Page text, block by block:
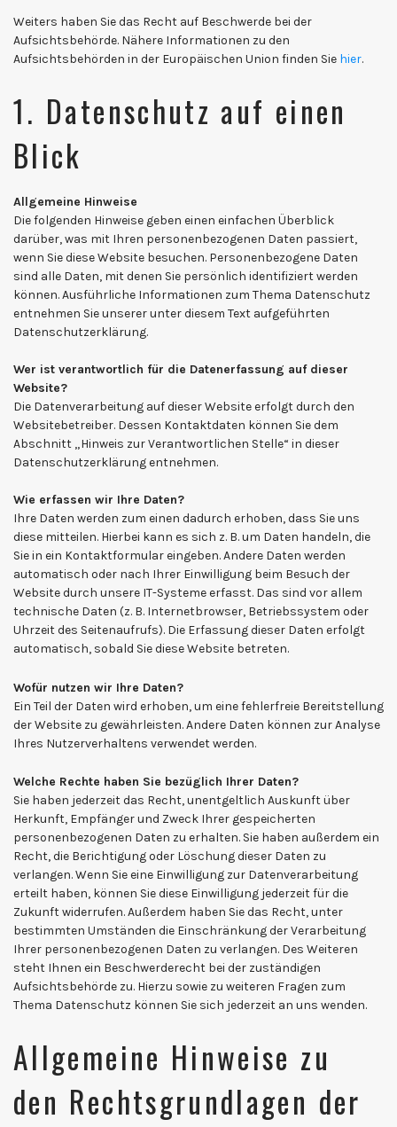
Weiters haben Sie das Recht auf Beschwerde bei der
Aufsichtsbehörde. Nähere Informationen zu den
Aufsichtsbehörden in der Europäischen Union finden Sie hier.
1. Datenschutz auf einen
Blick
Allgemeine Hinweise
Die folgenden Hinweise geben einen einfachen Überblick
darüber, was mit Ihren personenbezogenen Daten passiert,
wenn Sie diese Website besuchen. Personenbezogene Daten
sind alle Daten, mit denen Sie persönlich identifiziert werden
können. Ausführliche Informationen zum Thema Datenschutz
entnehmen Sie unserer unter diesem Text aufgeführten
Datenschutzerklärung.
Wer ist verantwortlich für die Datenerfassung auf dieser
Website?
Die Datenverarbeitung auf dieser Website erfolgt durch den
Websitebetreiber. Dessen Kontaktdaten können Sie dem
Abschnitt „Hinweis zur Verantwortlichen Stelle“ in dieser
Datenschutzerklärung entnehmen.
Wie erfassen wir Ihre Daten?
Ihre Daten werden zum einen dadurch erhoben, dass Sie uns
diese mitteilen. Hierbei kann es sich z. B. um Daten handeln, die
Sie in ein Kontaktformular eingeben. Andere Daten werden
automatisch oder nach Ihrer Einwilligung beim Besuch der
Website durch unsere IT-Systeme erfasst. Das sind vor allem
technische Daten (z. B. Internetbrowser, Betriebssystem oder
Uhrzeit des Seitenaufrufs). Die Erfassung dieser Daten erfolgt
automatisch, sobald Sie diese Website betreten.
Wofür nutzen wir Ihre Daten?
Ein Teil der Daten wird erhoben, um eine fehlerfreie Bereitstellung
der Website zu gewährleisten. Andere Daten können zur Analyse
Ihres Nutzerverhaltens verwendet werden.
Welche Rechte haben Sie bezüglich Ihrer Daten?
Sie haben jederzeit das Recht, unentgeltlich Auskunft über
Herkunft, Empfänger und Zweck Ihrer gespeicherten
personenbezogenen Daten zu erhalten. Sie haben außerdem ein
Recht, die Berichtigung oder Löschung dieser Daten zu
verlangen. Wenn Sie eine Einwilligung zur Datenverarbeitung
erteilt haben, können Sie diese Einwilligung jederzeit für die
Zukunft widerrufen. Außerdem haben Sie das Recht, unter
bestimmten Umständen die Einschränkung der Verarbeitung
Ihrer personenbezogenen Daten zu verlangen. Des Weiteren
steht Ihnen ein Beschwerderecht bei der zuständigen
Aufsichtsbehörde zu. Hierzu sowie zu weiteren Fragen zum
Thema Datenschutz können Sie sich jederzeit an uns wenden.
Allgemeine Hinweise zu
den Rechtsgrundlagen der